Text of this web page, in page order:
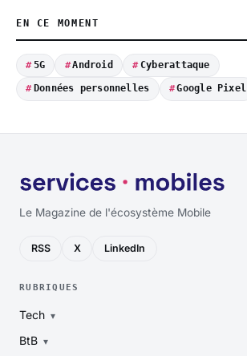
EN CE MOMENT
5G Android Cyberattaque
Données personnelles Google Pixel
Le Magazine de l'écosystème Mobile
RSS X LinkedIn
RUBRIQUES
Tech
BtB